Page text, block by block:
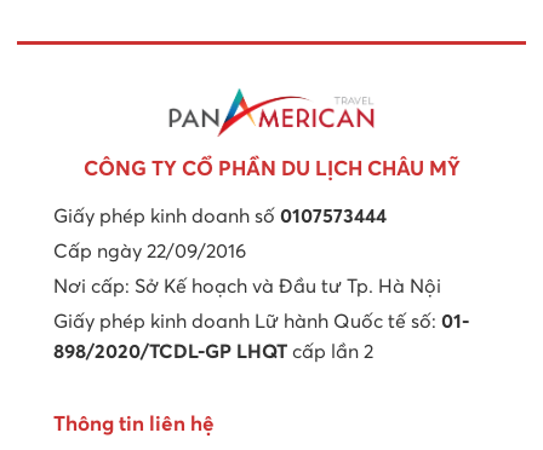
CÔNG TY CỔ PHẦN DU LỊCH CHÂU MỸ
Giấy phép kinh doanh số 0107573444
Cấp ngày 22/09/2016
Nơi cấp: Sở Kế hoạch và Đầu tư Tp. Hà Nội
Giấy phép kinh doanh Lữ hành Quốc tế số: 01-
898/2020/TCDL-GP LHQT cấp lần 2
Thông tin liên hệ